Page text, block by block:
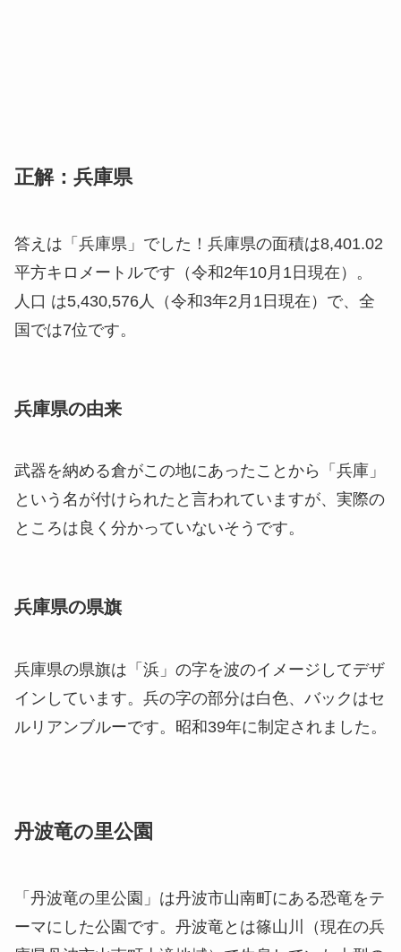
正解：兵庫県
答えは「兵庫県」でした！兵庫県の面積は8,401.02
平方キロメートルです（令和2年10月1日現在）。
人口 は5,430,576人（令和3年2月1日現在）で、全
国では7位です。
兵庫県の由来
武器を納める倉がこの地にあったことから「兵庫」
という名が付けられたと言われていますが、実際の
ところは良く分かっていないそうです。
兵庫県の県旗
兵庫県の県旗は「浜」の字を波のイメージしてデザ
インしています。兵の字の部分は白色、バックはセ
ルリアンブルーです。昭和39年に制定されました。
丹波竜の里公園
「丹波竜の里公園」は丹波市山南町にある恐竜をテ
ーマにした公園です。丹波竜とは篠山川（現在の兵